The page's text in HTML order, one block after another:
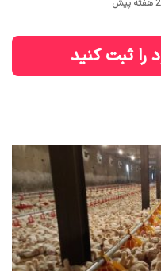
2 هفته پیش
را ثبت کنید